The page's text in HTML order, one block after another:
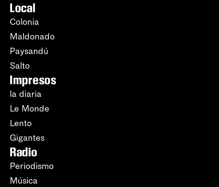
Local
Colonia
Maldonado
Paysandú
Salto
Impresos
la diaria
Le Monde
Lento
Gigantes
Radio
Periodismo
Música